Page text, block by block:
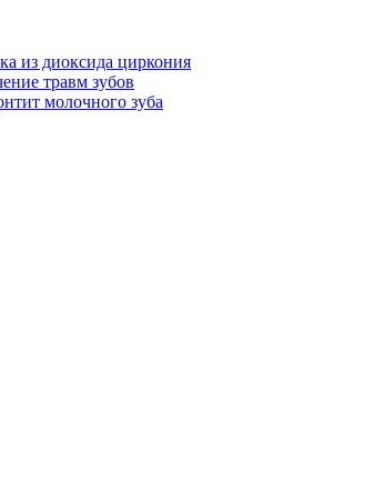
из диоксида циркония
травм зубов
молочного зуба